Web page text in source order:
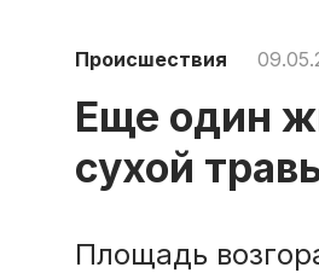
Происшествия
Еще один
сухой
Площадь